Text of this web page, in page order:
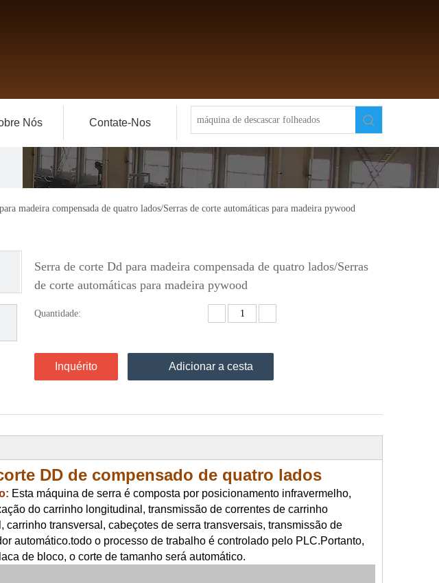
Nós Contate-Nos
madeira compensada de quatro lados/Serras de corte automáticas para madeira pywood
Serra de corte Dd para madeira compensada de quatro lados/Serras
de corte automáticas para madeira pywood
Quantidade:
Inquérito Adicionar a cesta
DD de compensado de quatro lados
Esta máquina de serra é composta por posicionamento infravermelho,
do carrinho longitudinal, transmissão de correntes de carrinho
transversal, cabeçotes de serra transversais, transmissão de
automático.todo o processo de trabalho é controlado pelo PLC.Portanto,
de bloco, o corte de tamanho será automático.